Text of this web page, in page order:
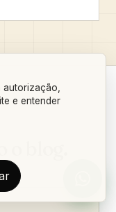
blog.
e entender